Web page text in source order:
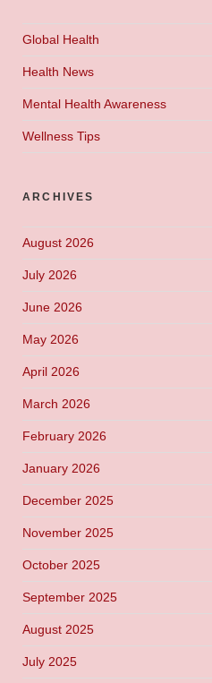
Global Health
Health News
Mental Health Awareness
Wellness Tips
ARCHIVES
August 2026
July 2026
June 2026
May 2026
April 2026
March 2026
February 2026
January 2026
December 2025
November 2025
October 2025
September 2025
August 2025
July 2025